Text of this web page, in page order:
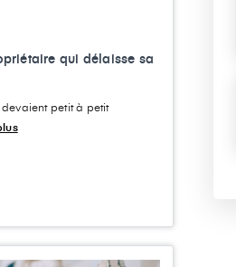
qui délaisse sa
petit à petit